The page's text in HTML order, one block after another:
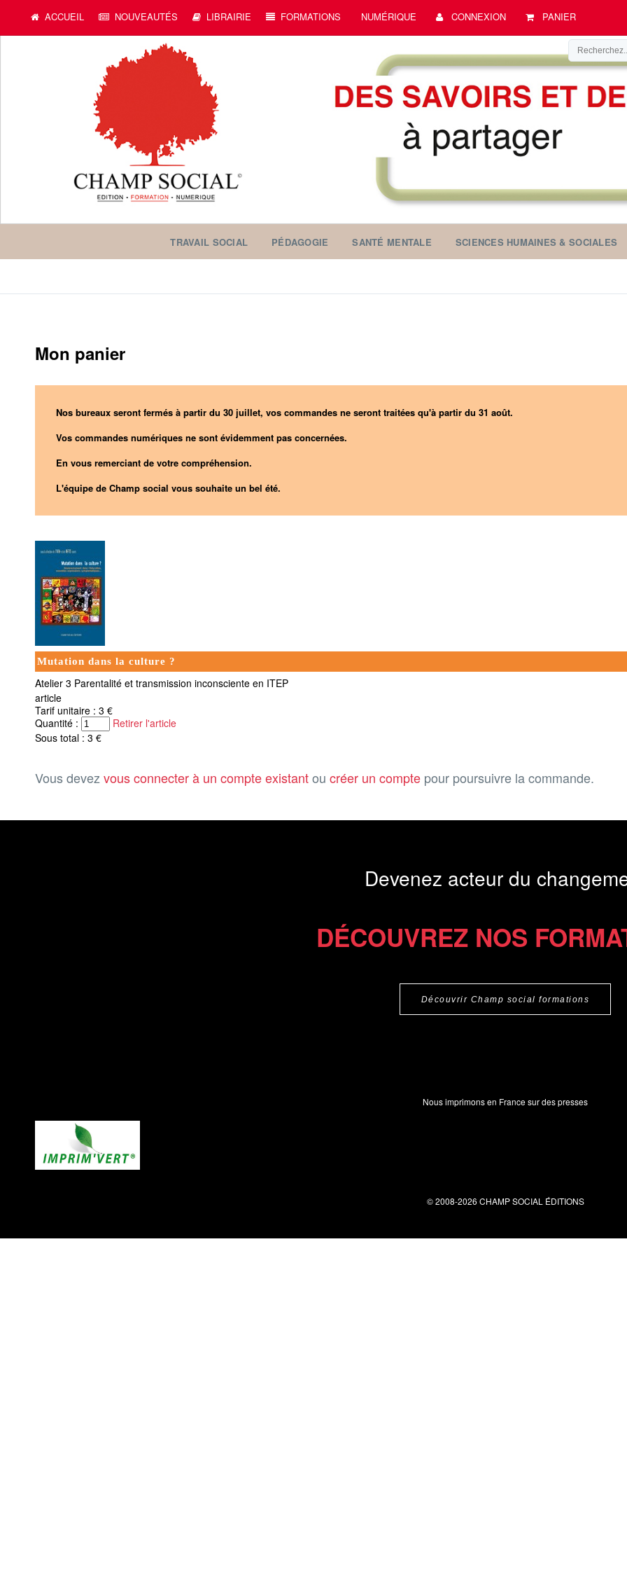
ACCUEIL NOUVEAUTÉS LIBRAIRIE FORMATIONS NUMÉRIQUE CONNEXION PANIER
TRAVAIL SOCIAL PÉDAGOGIE SANTÉ MENTALE SCIENCES HUMAINES & SOCIALES
Mon panier
Nos bureaux seront fermés à partir du 30 juillet, vos commandes ne seront traitées qu'à partir du 31 août.
Vos commandes numériques ne sont évidemment pas concernées.
En vous remerciant de votre compréhension.
L'équipe de Champ social vous souhaite un bel été.
Mutation dans la culture ?
Atelier 3 Parentalité et transmission inconsciente en ITEP
article
Tarif unitaire : 3 €
Quantité :
Retirer l'article
Sous total : 3 €
Vous devezvous connecter à un compte existantou créer un compte pour poursuivre la commande.
Devenez acteur du
DÉCOUVREZ NOS
Découvrir Champ social formations
Nous imprimons en France sur des presses
© 2008-2026 CHAMP SOCIAL ÉDITIONS